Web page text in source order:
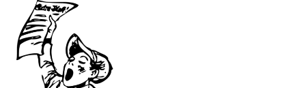
content